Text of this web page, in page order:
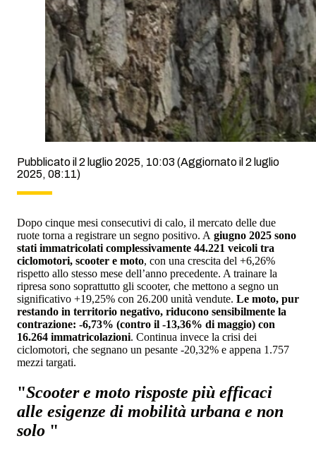
Pubblicato il 2 luglio 2025, 10:03 (Aggiornato il 2 luglio
2025, 08:11)
Dopo cinque mesi consecutivi di calo, il mercato delle due
ruote torna a registrare un segno positivo. A giugno 2025 sono
stati immatricolati complessivamente 44.221 veicoli tra
ciclomotori, scooter e moto, con una crescita del +6,26%
rispetto allo stesso mese dell’anno precedente. A trainare la
ripresa sono soprattutto gli scooter, che mettono a segno un
significativo +19,25% con 26.200 unità vendute. Le moto, pur
restando in territorio negativo, riducono sensibilmente la
contrazione: -6,73% (contro il -13,36% di maggio) con
16.264 immatricolazioni. Continua invece la crisi dei
ciclomotori, che segnano un pesante -20,32% e appena 1.757
mezzi targati.
"Scooter e moto risposte più efficaci
alle esigenze di mobilità urbana e non
solo "